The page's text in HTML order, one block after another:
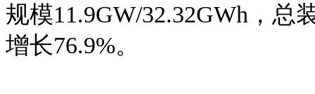
规模11.9GW/32.32GWh，总
增长76.9%。